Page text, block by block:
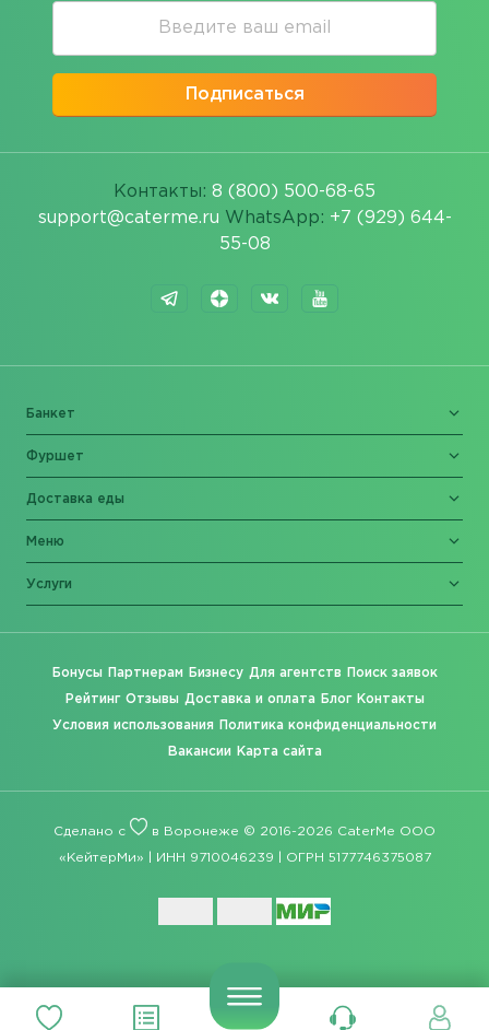
Подписаться
Контакты: 8 (800) 500-68-65
support@caterme.ru WhatsApp: +7 (929) 644-
55-08
Банкет
Фуршет
Доставка еды
Меню
Услуги
Бонусы Партнерам Бизнесу Для агентств Поиск заявок
Рейтинг Отзывы Доставка и оплата Блог Контакты
Условия использования Политика конфиденциальности
Вакансии Карта сайта
Сделано с в Воронеже © 2016-2026 CaterMe ООО
«КейтерМи» | ИНН 9710046239 | ОГРН 5177746375087